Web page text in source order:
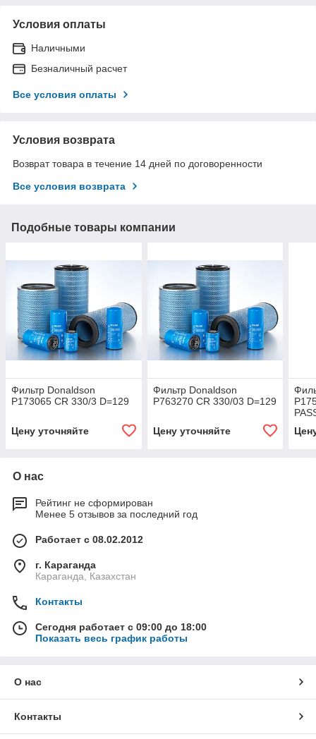
Условия оплаты
Наличными
Безналичный расчет
Все условия оплаты
Условия возврата
Возврат товара в течение 14 дней по договоренности
Все условия возврата
Подобные товары компании
Фильтр Donaldson
P173065 CR 330/3 D=129
Цену уточняйте
Фильтр Donaldson
P763270 CR 330/03 D=129
Цену уточняйте
О нас
Рейтинг не сформирован
Менее 5 отзывов за последний год
Работает с 08.02.2012
г. Караганда
Караганда, Казахстан
Контакты
Сегодня работает с 09:00 до 18:00
Показать весь график работы
О нас
Контакты